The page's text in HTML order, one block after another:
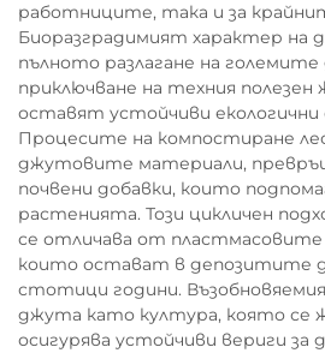
работниците, така и за
Биоразградимият характер на
пълното разлагане на
приключване на техния полезен
оставят устойчиви
Процесите на компостиране
джутовите материали,
почвени добавки, които
растенията. Този цикличен
се отличава от
които остават в депозитите
стотици години.
джута като култура, която се
осигурява устойчиви вериги за